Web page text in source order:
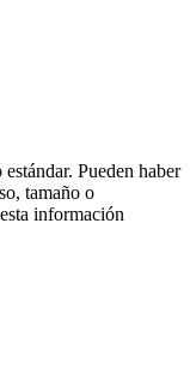
Pueden haber
tamaño o
información